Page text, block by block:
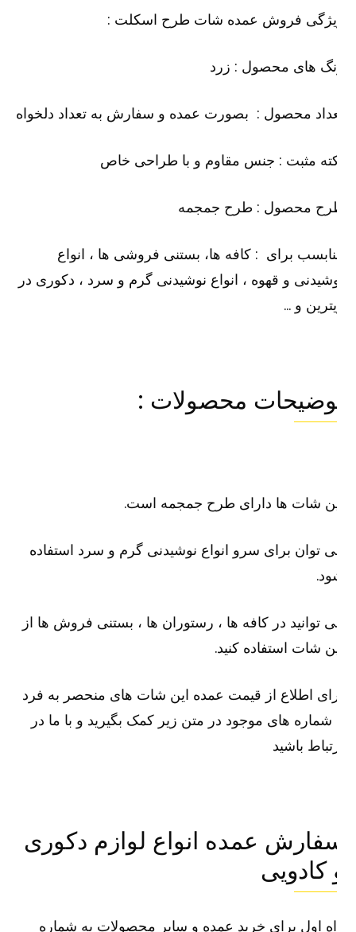
فروش عمده شات طرح اسکلت :
های محصول : زرد
محصول : بصورت عمده و سفارش به تعداد دلخواه
مثبت : جنس مقاوم و با طراحی خاص
محصول : طرح جمجمه
برای : کافه ها، بستنی فروشی ها ، انواع
و قهوه ، انواع نوشیدنی گرم و سرد ، دکوری در
و …
محصولات :
شات ها دارای طرح جمجمه است.
توان برای سرو انواع نوشیدنی گرم و سرد استفاده
توانید در کافه ها ، رستوران ها ، بستنی فروش ها از
شات استفاده کنید.
اطلاع از قیمت عمده این شات های منحصر به فرد
شماره های موجود در متن زیر کمک بگیرید و با ما در
باشید
عمده انواع لوازم دکوری
کادویی
اول برای خرید عمده و سایر محصولات به شماره